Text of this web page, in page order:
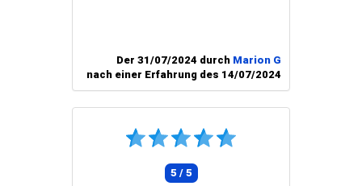
Der 31/07/2024 durch Marion G
nach einer Erfahrung des 14/07/2024
5 / 5